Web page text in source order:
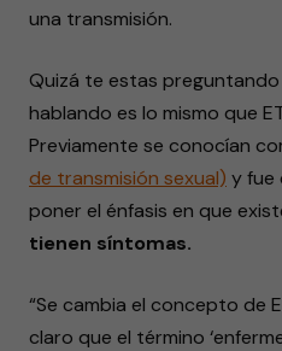
una transmisión.
Quizá te estas
hablando es lo mismo que
Previamente se conocían
de transmisión sexual) y fue
poner el énfasis en que
tienen síntomas.
“Se cambia el concepto de
claro que el término